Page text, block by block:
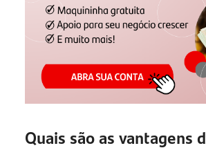
Quais são as vantagens